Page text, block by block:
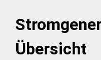
Übersicht